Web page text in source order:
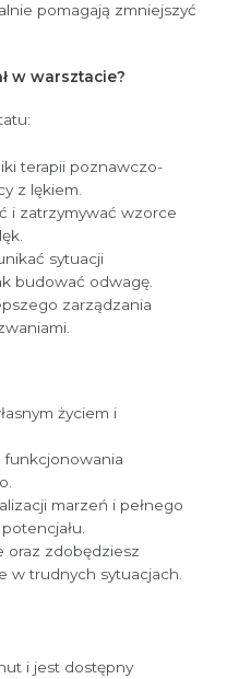
pomagają zmniejszyć
w warsztacie?
terapii poznawczo-
z lękiem.
i zatrzymywać wzorce
sytuacji
budować odwagę.
zarządzania
życiem i
funkcjonowania
marzeń i pełnego
oraz zdobędziesz
w trudnych sytuacjach.
i jest dostępny